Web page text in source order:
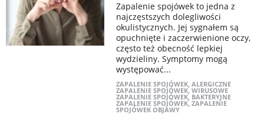
Zapalenie spojówek to jedna z
najczęstszych dolegliwości
okulistycznych. Jej sygnałem są
opuchnięte i zaczerwienione oczy,
często też obecność lepkiej
wydzieliny. Symptomy mogą
występować...
ZAPALENIE SPOJÓWEK, ALERGICZNE
ZAPALENIE SPOJÓWEK, WIRUSOWE
ZAPALENIE SPOJÓWEK, BAKTERYJNE
ZAPALENIE SPOJÓWEK, ZAPALENIE
SPOJÓWEK OBJAWY